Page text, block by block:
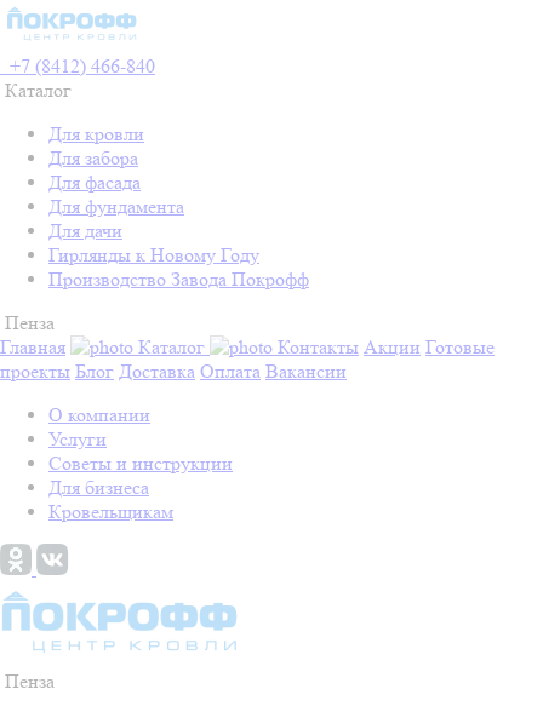
+7 (8412) 466-840
Каталог
Для кровли
Для забора
Для фасада
Для фундамента
Для дачи
Гирлянды к Новому Году
Производство Завода Покрофф
Пенза
Главная
Каталог Контакты Акции Готовые
проекты Блог Доставка Оплата Вакансии
О компании
Услуги
Советы и инструкции
Для бизнеса
Кровельщикам
Пенза